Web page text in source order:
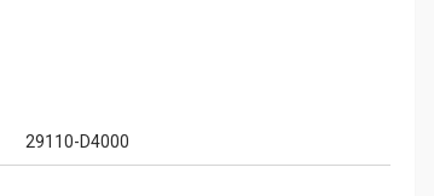
29110-D4000